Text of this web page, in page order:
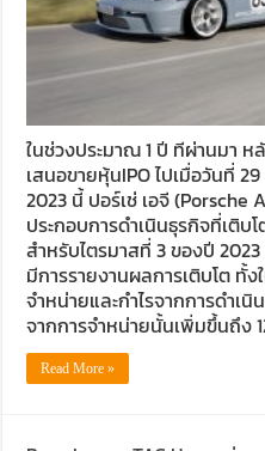
ในช่วงประมาณ 1 ปี ทีผ่านมา ห
เสนอขายหุ้นIPO ไปเมื่อวันที่
2023 นี้ ปอร์เช่ เอจี (Porsche
ประกอบการดำเนินธุรกิจที่เติบ
สำหรับไตรมาสที่ 3 ของปี
มีการรายงานผลการเติบโต ทั้
จำหน่ายและกำไรจากการดำเ
จากการจำหน่ายนั้นเพิ่มขึ้นถึง
Read More »